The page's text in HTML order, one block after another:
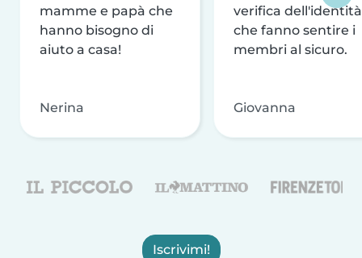
mamme e papà che
hanno bisogno di
aiuto a casa!
Nerina
verifica dell'identità
che fanno sentire i
membri al sicuro.
Giovanna
Iscrivimi!